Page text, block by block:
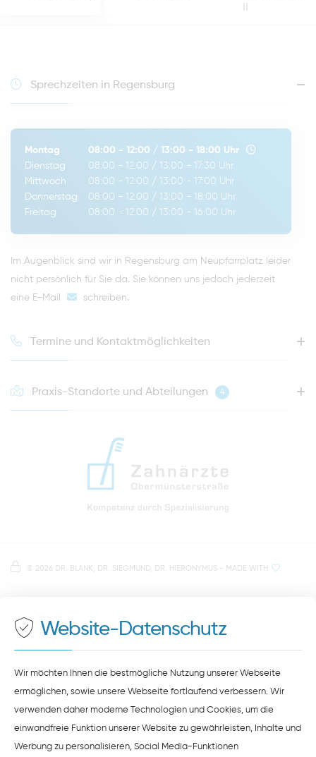
Sprechzeiten in Regensburg
Montag 08:00 - 12:00 / 13:00 - 18:00 Uhr
Dienstag
08:00 - 12:00 / 13:00 - 17:30 Uhr
Mittwoch
08:00 - 12:00 / 13:00 - 17:00 Uhr
Donnerstag
08:00 - 12:00 / 13:00 - 18:00 Uhr
Freitag
08:00 - 12:00 / 13:00 - 16:00 Uhr
Im Augenblick sind wir in Regensburg am Neupfarrplatz leider
nicht persönlich für Sie da. Sie können uns jedoch jederzeit
eine E-Mail
schreiben.
Termine und Kontaktmöglichkeiten
info@zahnaerzte-in-regensburg.de
Praxis-Standorte und Abteilungen 4
zustimmen.
ZUSTIMMEN
HINWEISE ZUM DATENSCHUTZ
© 2026 DR. BLANK, DR. SIEGMUND, DR. HIERONYMUS - MADE WITH
Website-Datenschutz
Wir möchten Ihnen die bestmögliche Nutzung unserer Webseite
ermöglichen, sowie unsere Webseite fortlaufend verbessern. Wir
verwenden daher moderne Technologien und Cookies, um die
einwandfreie Funktion unserer Website zu gewährleisten, Inhalte und
Werbung zu personalisieren, Social Media-Funktionen